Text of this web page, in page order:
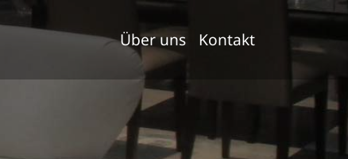
Über uns Kontakt